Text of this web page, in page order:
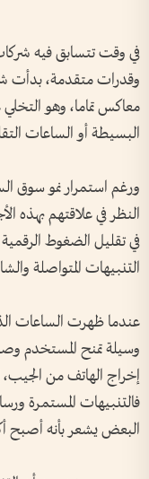
في وقت تتسابق فيه
وقدرات متقدمة، بدأت
معاكس تماما، وهو
البسيطة أو الساعات
ورغم استمرار نمو سوق
النظر في علاقتهم بهذه
في تقليل الضغوط
التنبيهات المتواصلة
عندما ظهرت الساعات
وسيلة تمنح المستخدم
إخراج الهاتف من الجيب،
فالتنبيهات المستمرة
البعض يشعر بأنه أصبح